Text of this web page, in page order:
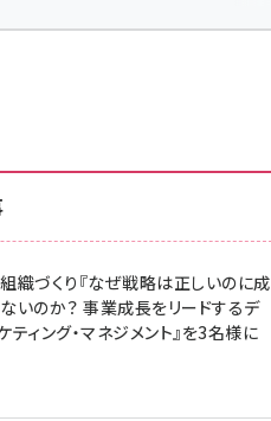
z世代 (1623)
meo (1277)
llmo (1166)
組織づくり『なぜ戦略は正しいのに成
ないのか？ 事業成長をリードするデ
ティング・マネジメント』を3名様に